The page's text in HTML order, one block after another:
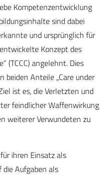
Kompetenzentwicklung
sind dabei
und ursprünglich für
Konzept des
(TCCC) angelehnt. Dies
beiden Anteile „Care under
ist es, die Verletzten und
feindlicher Waffenwirkung
weiterer Verwundeten zu
ihren Einsatz als
Aufgaben als